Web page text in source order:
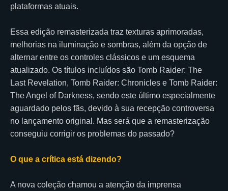
plataformas atuais.
Essa edição remasterizada traz texturas aprimoradas,
melhorias na iluminação e sombras, além da opção de
alternar entre os controles clássicos e um esquema
atualizado. Os títulos incluídos são Tomb Raider: The
Last Revelation, Tomb Raider: Chronicles e Tomb Raider:
The Angel of Darkness, sendo este último especialmente
aguardado pelos fãs, devido à sua recepção controversa
no lançamento original. Mas será que a remasterização
conseguiu corrigir os problemas do passado?
O que a crítica está dizendo?
A nova coleção chamou a atenção da imprensa